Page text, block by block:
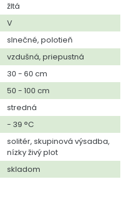
žltá
V
slnečné, polotieň
vzdušná, priepustná
30 - 60 cm
50 - 100 cm
stredná
- 39 °C
solitér, skupinová výsadba,
nízky živý plot
skladom